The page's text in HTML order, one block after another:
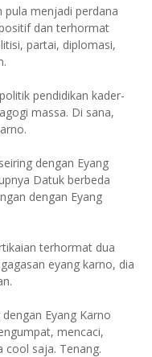
pula menjadi perdana
dan terhormat
partai, diplomasi,
pendidikan kader-
massa. Di sana,
dengan Eyang
Datuk berbeda
dengan Eyang
terhormat dua
eyang karno, dia
Eyang Karno
mencaci,
cool saja. Tenang.